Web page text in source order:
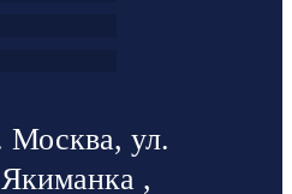
Москва, ул.
,